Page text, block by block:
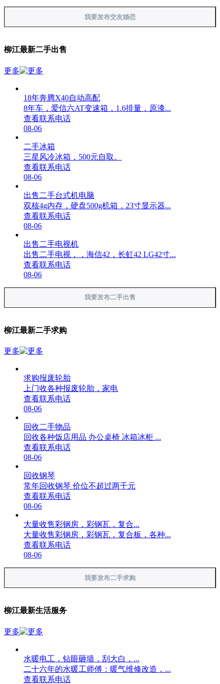
我要发布交友婚恋
柳江最新二手出售
更多
18年奔腾X40自动高配
8年车，爱信六AT变速箱，1.6排量，原漆...
查看联系电话
08-06
二手冰箱
三星风冷冰箱，500元自取。
查看联系电话
08-06
出售二手台式机电脑
双核4g内存，硬盘500g机箱，23寸显示器...
查看联系电话
08-06
出售二手电视机
出售二手电视，，海信42，长虹42 LG42寸...
查看联系电话
08-06
我要发布二手出售
柳江最新二手求购
更多
求购报废轮胎
上门收各种报废轮胎，家电
查看联系电话
08-06
回收二手物品
回收各种饭店用品 办公桌椅 冰箱冰柜 ...
查看联系电话
08-06
回收钢琴
常年回收钢琴 价位不超过两千元
查看联系电话
08-06
大量收售彩钢房，彩钢瓦，复合...
大量收售彩钢房，彩钢瓦，复合板，各种...
查看联系电话
08-06
我要发布二手求购
柳江最新生活服务
更多
水暖电工，钻眼砸墙，刮大白，...
二十六年的水暖工师傅：暖气维修改造，...
查看联系电话